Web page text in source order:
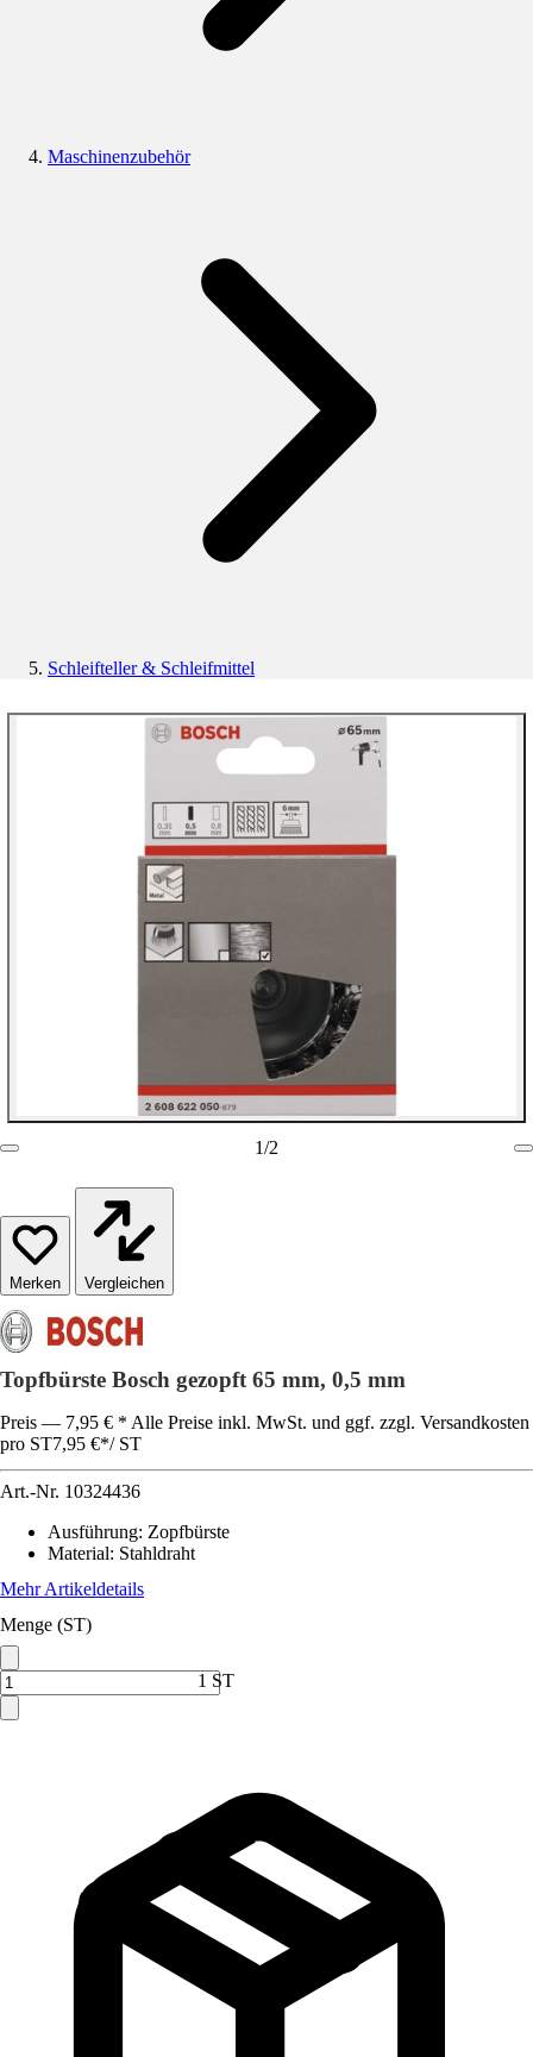
Maschinenzubehör
Schleifteller & Schleifmittel
1/2
Vergleichen
Topfbürste Bosch gezopft 65 mm, 0,5 mm
Preis — 7,95 € * Alle Preise inkl. MwSt. und ggf. zzgl. Versandkosten
pro ST7,95 €*/ ST
Art.-Nr. 10324436
Ausführung: Zopfbürste
Material: Stahldraht
Mehr Artikeldetails
Menge (ST)
1 ST